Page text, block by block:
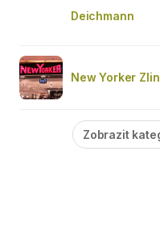
Deichmann
New Yorker
Zobrazit